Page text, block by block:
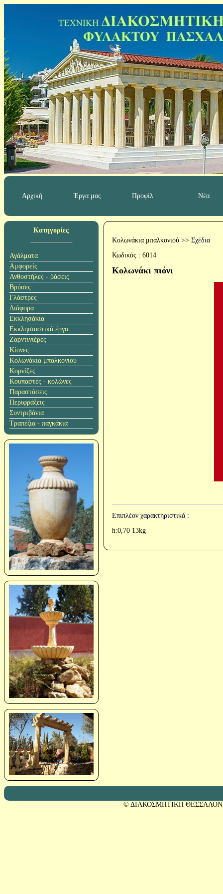
Αρχική Έργα μας Προφίλ Νέα
Κατηγορίες
Αγάλματα
Αμφορείς
Ανθοστήλες - βάσεις
Βρύσες
Γλάστρες
Διάφορα
Εκκλησάκια
Εκκλησιαστικά έργα
Ζαρντινιέρες
Κίονες
Κολωνάκια μπαλκονιού
Κορνίζες
Κουπαστές - κολώνες
Παραστάσεις
Περιφράξεις
Συντριβάνια
Τραπέζια - παγκάκια
Κολωνάκια μπαλκονιού >> Σχέδια
Κωδικός : 6014
Κολωνάκι πιόνι
Επιπλέον χαρακτηριστικά :
h:0,70 13kg
© ΔΙΑΚΟΣΜΗΤΙΚΗ